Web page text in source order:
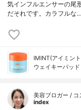
気インフルエンサーの尾
だそれです。カラフルな…
IMINT(アイミン
ウェイキーパッド
美容ブロガー / コ
index